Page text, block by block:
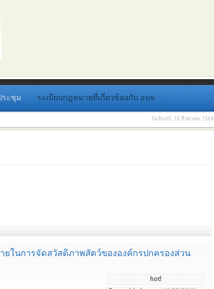
ระชุม ระเบียบกฎหมายที่เกี่ยวข้องกับ อบจ.
วันจันทร์, 10 สิงหาคม 1569
ยในการจัดสวัสดิภาพสัตว์ขององค์กรปกครองส่วน
hot!